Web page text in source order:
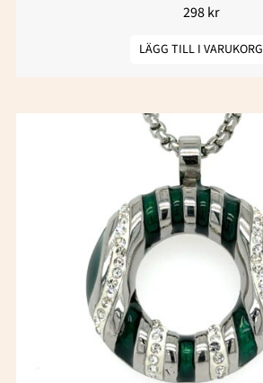
298kr
LÄGG TILL I VARUKORG